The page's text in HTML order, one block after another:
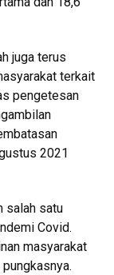
juga terus
terkait
pengetesan
2021
salah satu
Covid.
masyarakat